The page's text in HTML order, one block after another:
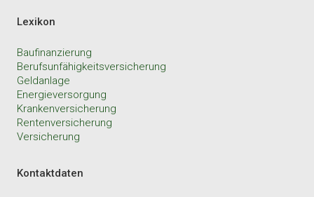
Lexikon
Baufinanzierung
Berufsunfähigkeitsversicherung
Geldanlage
Energieversorgung
Krankenversicherung
Rentenversicherung
Versicherung
Kontaktdaten